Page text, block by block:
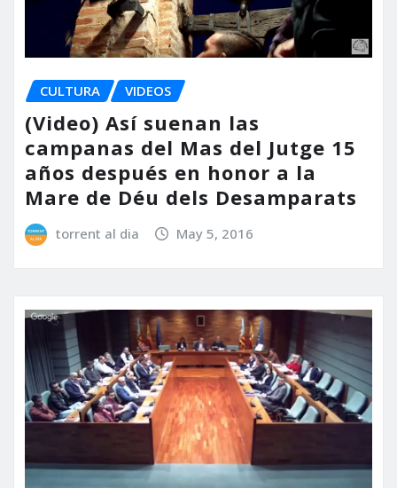
CULTURA VIDEOS
(Video) Así suenan las
campanas del Mas del Jutge 15
años después en honor a la
Mare de Déu dels Desamparats
torrent al dia May 5, 2016